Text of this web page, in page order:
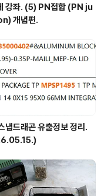
강좌. (5) PN접합 (PN ju
개념편.
냅드래곤 유출정보 정리.